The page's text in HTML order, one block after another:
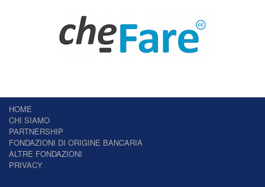
HOME
CHI SIAMO
PARTNERSHIP
FONDAZIONI DI ORIGINE BANCARIA
ALTRE FONDAZIONI
PRIVACY